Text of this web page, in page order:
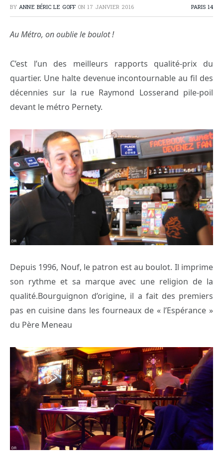
BY ANNE BÉRIC LE GOFF ON 17 JANVIER 2016 PARIS 14
Au Métro, on oublie le boulot !
C’est l’un des meilleurs rapports qualité-prix du
quartier. Une halte devenue incontournable au fil des
décennies sur la rue Raymond Losserand pile-poil
devant le métro Pernety.
Depuis 1996, Nouf, le patron est au boulot. Il imprime
son rythme et sa marque avec une religion de la
qualité.Bourguignon d’origine, il a fait des premiers
pas en cuisine dans les fourneaux de « l’Espérance »
du Père Meneau